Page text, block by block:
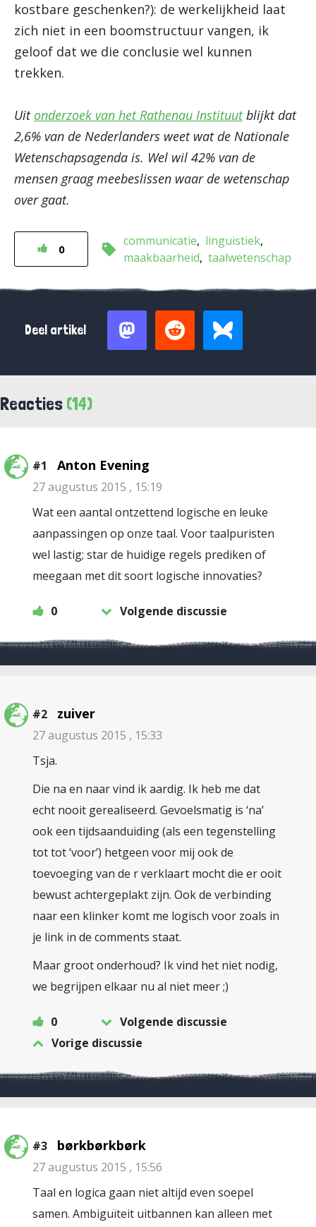
kostbare geschenken?): de werkelijkheid laat
zich niet in een boomstructuur vangen, ik
geloof dat we die conclusie wel kunnen
trekken.
Uit onderzoek van het Rathenau Instituutblijkt dat
2,6% van de Nederlanders weet wat de Nationale
Wetenschapsagenda is. Wel wil 42% van de
mensen graag meebeslissen waar de wetenschap
over gaat.
0
communicatie
linguistiek
maakbaarheid taalwetenschap
Deel artikel
Reacties (14)
#1 Anton Evening
27 augustus 2015 , 15:19
Wat een aantal ontzettend logische en leuke
aanpassingen op onze taal. Voor taalpuristen
wel lastig; star de huidige regels prediken of
meegaan met dit soort logische innovaties?
0 Volgende discussie
#2 zuiver
27 augustus 2015 , 15:33
Tsja.
Die na en naar vind ik aardig. Ik heb me dat
echt nooit gerealiseerd. Gevoelsmatig is ‘na’
ook een tijdsaanduiding (als een tegenstelling
tot tot ‘voor’) hetgeen voor mij ook de
toevoeging van de r verklaart mocht die er ooit
bewust achtergeplakt zijn. Ook de verbinding
naar een klinker komt me logisch voor zoals in
je link in de comments staat.
Maar groot onderhoud? Ik vind het niet nodig,
we begrijpen elkaar nu al niet meer ;)
0
Volgende discussie
Vorige discussie
#3 børkbørkbørk
27 augustus 2015 , 15:56
Taal en logica gaan niet altijd even soepel
samen. Ambiguïteit uitbannen kan alleen met